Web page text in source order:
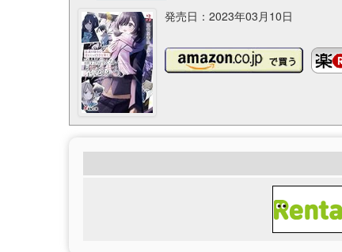
発売日：2023年03月10日